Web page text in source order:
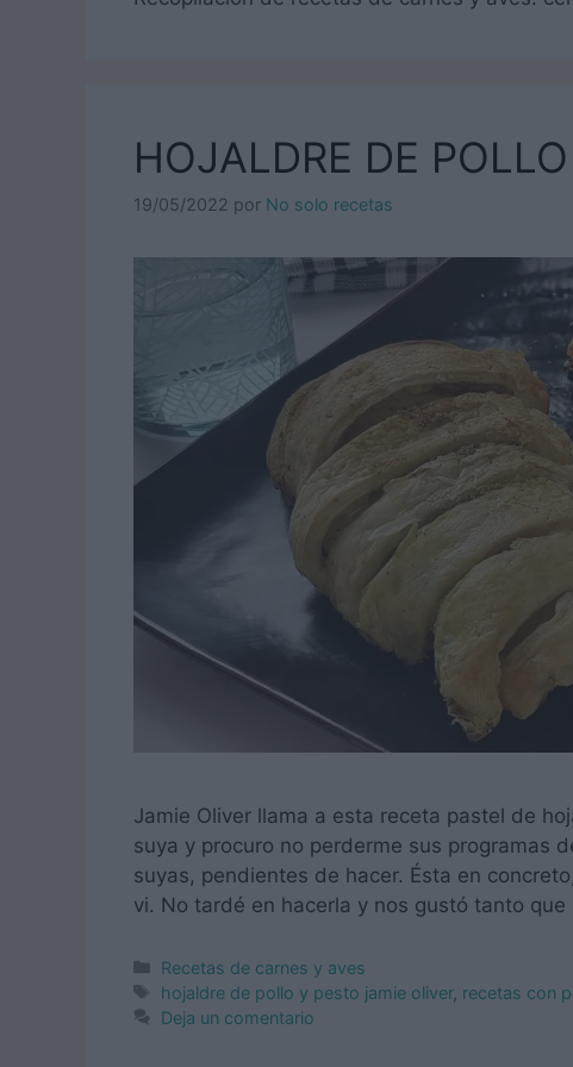
HOJALDRE DE
19/05/2022 por No solo recetas
Jamie Oliver llama a esta receta pastel de
suya y procuro no perderme sus programas
suyas, pendientes de hacer. Ésta en
vi. No tardé en hacerla y nos gustó tanto
Categorías
Recetas de carnes y aves
Etiquetas
hojaldre de pollo y pesto jamie oliver, recetas con
Deja un comentario